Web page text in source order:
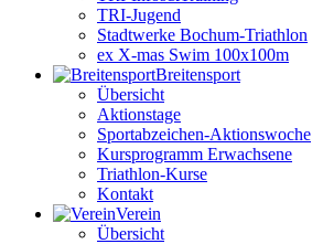
TRI-Jugend
Stadtwerke Bochum-Triathlon
ex X-mas Swim 100x100m
Breiten­sport
Übersicht
Aktionstage
Sportabzeichen-Aktionswoche
Kursprogramm Erwachsene
Triathlon-Kurse
Kontakt
Verein
Übersicht